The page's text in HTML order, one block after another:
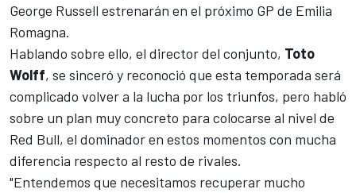
George Russell estrenarán en el próximo GP de Emilia
Romagna.
Hablando sobre ello, el director del conjunto, Toto
Wolff, se sinceró y reconoció que esta temporada será
complicado volver a la lucha por los triunfos, pero habló
sobre un plan muy concreto para colocarse al nivel de
Red Bull, el dominador en estos momentos con mucha
diferencia respecto al resto de rivales.
"Entendemos que necesitamos recuperar mucho